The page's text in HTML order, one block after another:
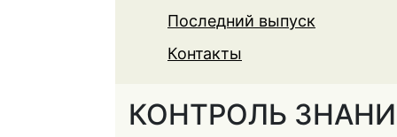
Последний выпуск
Контакты
КОНТРОЛЬ